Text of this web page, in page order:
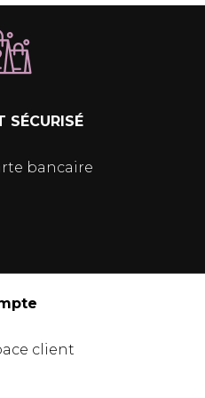
SÉCURISÉ
bancaire
client